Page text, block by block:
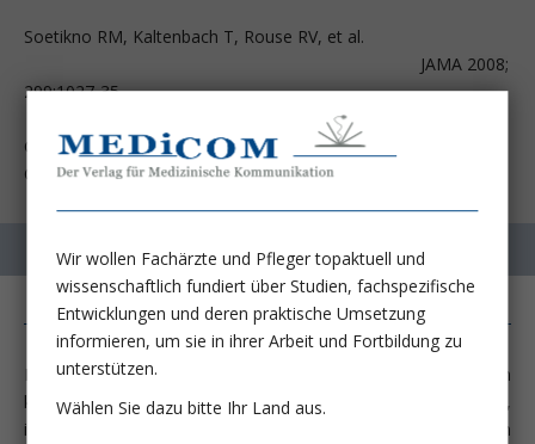
Soetikno RM, Kaltenbach T, Rouse RV, et al.
JAMA 2008;
299:1027-35
Gastroenterology Section, Veterans Affairs Palo Alto Health
Care System, Palo Alto, California 94304, USA.
Die Existenz von Veränderungen im Colon, die nicht den
klassischen breitbasigen oder gestielten Polypen entsprechen,
ist seit den späten Achtzigern bekannt, als die ersten
Wir wollen Fachärzte und Pfleger topaktuell und
wissenschaftlich fundiert über Studien, fachspezifische
Entwicklungen und deren praktische Umsetzung
informieren, um sie in ihrer Arbeit und Fortbildung zu
unterstützen.
Wählen Sie dazu bitte Ihr Land aus.